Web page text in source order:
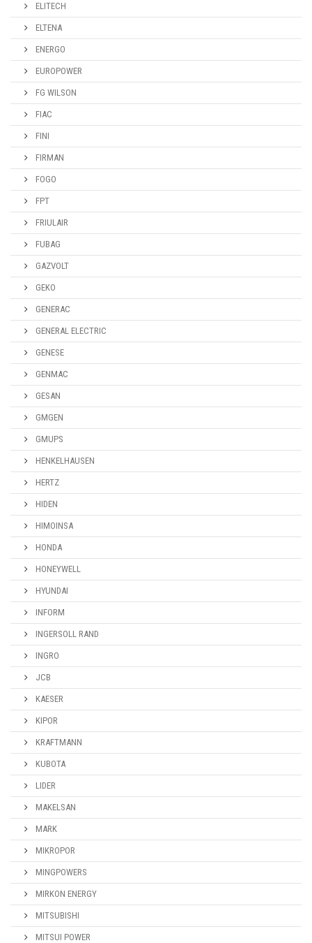
ELITECH
ELTENA
ENERGO
EUROPOWER
FG WILSON
FIAC
FINI
FIRMAN
FOGO
FPT
FRIULAIR
FUBAG
GAZVOLT
GEKO
GENERAC
GENERAL ELECTRIC
GENESE
GENMAC
GESAN
GMGEN
GMUPS
HENKELHAUSEN
HERTZ
HIDEN
HIMOINSA
HONDA
HONEYWELL
HYUNDAI
INFORM
INGERSOLL RAND
INGRO
JCB
KAESER
KIPOR
KRAFTMANN
KUBOTA
LIDER
MAKELSAN
MARK
MIKROPOR
MINGPOWERS
MIRKON ENERGY
MITSUBISHI
MITSUI POWER